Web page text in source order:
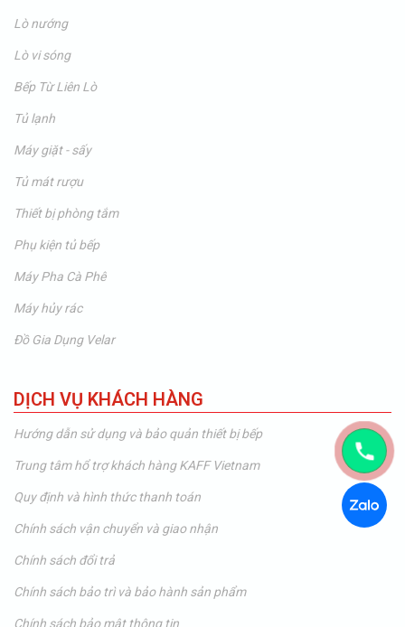
Lò nướng
Lò vi sóng
Bếp Từ Liên Lò
Tủ lạnh
Máy giặt - sấy
Tủ mát rượu
Thiết bị phòng tắm
Phụ kiện tủ bếp
Máy Pha Cà Phê
Máy hủy rác
Đồ Gia Dụng Velar
DỊCH VỤ KHÁCH HÀNG
Hướng dẫn sử dụng và bảo quản thiết bị bếp
Trung tâm hổ trợ khách hàng KAFF Vietnam
Quy định và hình thức thanh toán
Chính sách vận chuyển và giao nhận
Chính sách đổi trả
Chính sách bảo trì và bảo hành sản phẩm
Chính sách bảo mật thông tin